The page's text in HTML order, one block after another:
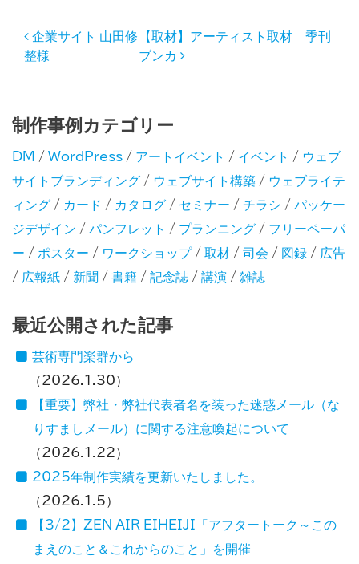
投稿ナビゲーション
企業サイト 山田修
整様
【取材】アーティスト取材 季刊
ブンカ
制作事例カテゴリー
DM / WordPress / アートイベント / イベント / ウェブ
サイトブランディング / ウェブサイト構築 / ウェブライテ
ィング / カード / カタログ / セミナー / チラシ / パッケー
ジデザイン / パンフレット / プランニング / フリーペーパ
ー / ポスター / ワークショップ/ 取材 / 司会 / 図録 / 広告
/ 広報紙 / 新聞 / 書籍 / 記念誌 / 講演 / 雑誌
最近公開された記事
芸術専門楽群から
2026.1.30
【重要】弊社・弊社代表者名を装った迷惑メール（な
りすましメール）に関する注意喚起について
2026.1.22
2025年制作実績を更新いたしました。
2026.1.5
【3/2】ZEN AIR EIHEIJI「アフタートーク～この
まえのこと＆これからのこと」を開催